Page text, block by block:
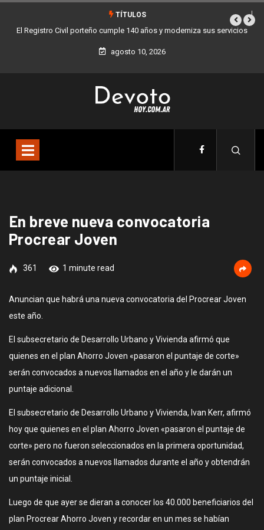
TÍTULOS
El Registro Civil porteño cumple 140 años y moderniza sus servicios
agosto 10, 2026
En breve nueva convocatoria
Procrear Joven
361 1 minute read
Anuncian que habrá una nueva convocatoria del Procrear Joven
este año.
El subsecretario de Desarrollo Urbano y Vivienda afirmó que
quienes en el plan Ahorro Joven «pasaron el puntaje de corte»
serán convocados a nuevos llamados en el año y le darán un
puntaje adicional.
El subsecretario de Desarrollo Urbano y Vivienda, Ivan Kerr, afirmó
hoy que quienes en el plan Ahorro Joven «pasaron el puntaje de
corte» pero no fueron seleccionados en la primera oportunidad,
serán convocados a nuevos llamados durante el año y obtendrán
un puntaje inicial.
Luego de que ayer se dieran a conocer los 40.000 beneficiarios del
plan Procrear Ahorro Joven y recordar en un mes se habían